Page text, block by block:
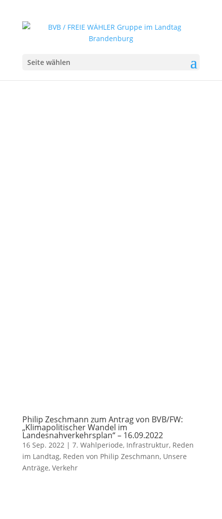
Seite wählen
Philip Zeschmann zum Antrag von BVB/FW:
„Klimapolitischer Wandel im
Landesnahverkehrsplan“ – 16.09.2022
16 Sep. 2022| 7. Wahlperiode, Infrastruktur, Reden
im Landtag, Reden von Philip Zeschmann, Unsere
Anträge, Verkehr